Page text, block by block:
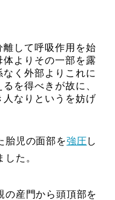
離して呼吸作用を始
よりその一部を露
く外部よりこれに
を得べきが故に、
なりというを妨げ
胎児の面部を強圧し
た。
産門から頭頂部を